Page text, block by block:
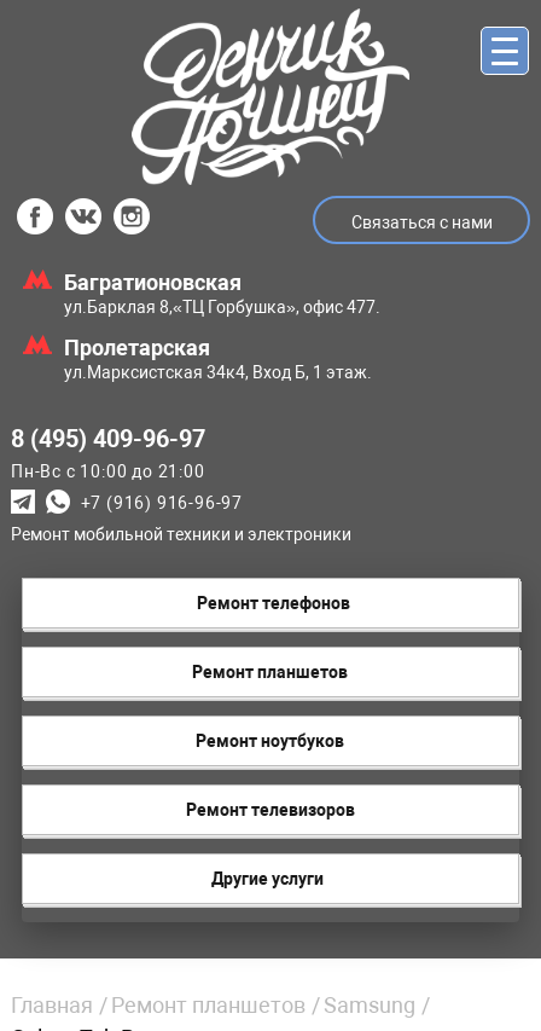
Связаться с нами
Багратионовская
ул.Барклая 8,«ТЦ Горбушка», офис 477.
Пролетарская
ул.Марксистская 34к4, Вход Б, 1 этаж.
8 (495) 409-96-97
Пн-Вс с 10:00 до 21:00
+7 (916) 916-96-97
Ремонт мобильной техники и электроники
Ремонт телефонов
Ремонт планшетов
Ремонт ноутбуков
Ремонт телевизоров
Другие услуги
Главная Ремонт планшетов
Samsung